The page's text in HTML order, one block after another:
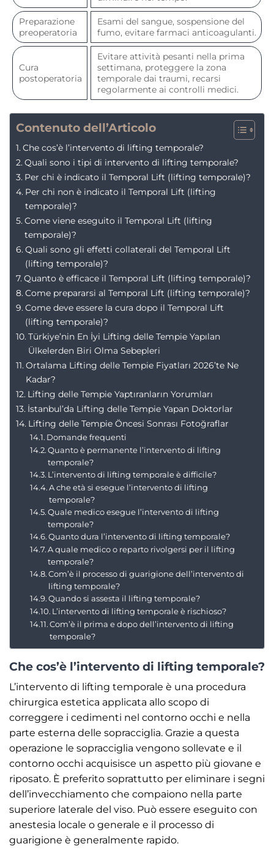
Preparazione
preoperatoria
Esami del sangue, sospensione del
fumo, evitare farmaci anticoagulanti.
Cura
postoperatoria
Evitare attività pesanti nella prima
settimana, proteggere la zona
temporale dai traumi, recarsi
regolarmente ai controlli medici.
Contenuto dell’Articolo
Che cos’è l’intervento di lifting temporale?
Quali sono i tipi di intervento di lifting temporale?
Per chi è indicato il Temporal Lift (lifting temporale)?
Per chi non è indicato il Temporal Lift (lifting
temporale)?
Come viene eseguito il Temporal Lift (lifting
temporale)?
Quali sono gli effetti collaterali del Temporal Lift
(lifting temporale)?
Quanto è efficace il Temporal Lift (lifting temporale)?
Come prepararsi al Temporal Lift (lifting temporale)?
Come deve essere la cura dopo il Temporal Lift
(lifting temporale)?
Türkiye’nin En İyi Lifting delle Tempie Yapılan
Ülkelerden Biri Olma Sebepleri
Ortalama Lifting delle Tempie Fiyatları 2026’te Ne
Kadar?
Lifting delle Tempie Yaptıranların Yorumları
İstanbul’da Lifting delle Tempie Yapan Doktorlar
Lifting delle Tempie Öncesi Sonrası Fotoğraflar
Domande frequenti
Quanto è permanente l’intervento di lifting
temporale?
L’intervento di lifting temporale è difficile?
A che età si esegue l’intervento di lifting
temporale?
Quale medico esegue l’intervento di lifting
temporale?
Quanto dura l’intervento di lifting temporale?
A quale medico o reparto rivolgersi per il lifting
temporale?
Com’è il processo di guarigione dell’intervento di
lifting temporale?
Quando si assesta il lifting temporale?
L’intervento di lifting temporale è rischioso?
Com’è il prima e dopo dell’intervento di lifting
temporale?
Che cos’è l’intervento di lifting temporale?
L’intervento di lifting temporale è una procedura
chirurgica estetica applicata allo scopo di
correggere i cedimenti nel contorno occhi e nella
parte esterna delle sopracciglia. Grazie a questa
operazione le sopracciglia vengono sollevate e il
contorno occhi acquisisce un aspetto più giovane e
riposato. È preferito soprattutto per eliminare i segni
dell’invecchiamento che compaiono nella parte
superiore laterale del viso. Può essere eseguito con
anestesia locale o generale e il processo di
guarigione è generalmente rapido.